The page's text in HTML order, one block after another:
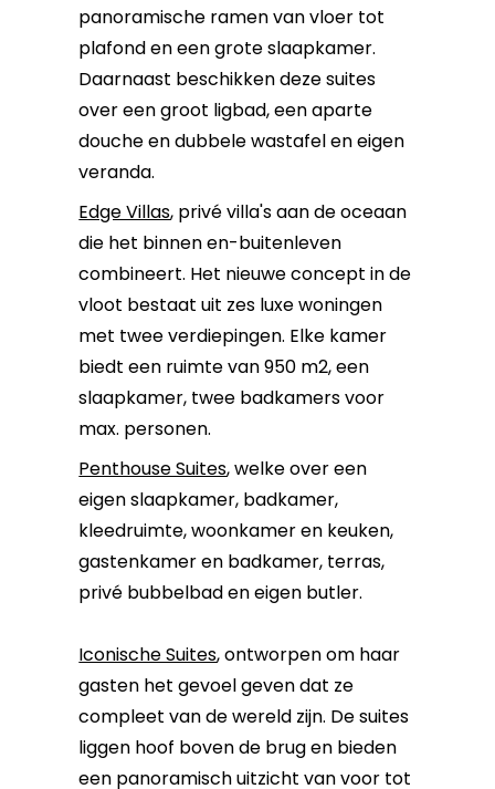
panoramische ramen van vloer tot
plafond en een grote slaapkamer.
Daarnaast beschikken deze suites
over een groot ligbad, een aparte
douche en dubbele wastafel en eigen
veranda.
Edge Villas, privé villa's aan de oceaan
die het binnen en-buitenleven
combineert. Het nieuwe concept in de
vloot bestaat uit zes luxe woningen
met twee verdiepingen. Elke kamer
biedt een ruimte van 950 m2, een
slaapkamer, twee badkamers voor
max. personen.
Penthouse Suites, welke over een
eigen slaapkamer, badkamer,
kleedruimte, woonkamer en keuken,
gastenkamer en badkamer, terras,
privé bubbelbad en eigen butler.
Iconische Suites, ontworpen om haar
gasten het gevoel geven dat ze
compleet van de wereld zijn. De suites
liggen hoof boven de brug en bieden
een panoramisch uitzicht van voor tot